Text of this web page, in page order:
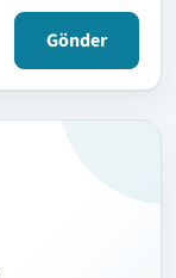
Gönder